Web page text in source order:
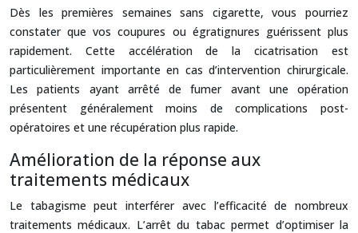
Dès les premières semaines sans cigarette, vous pourriez
constater que vos coupures ou égratignures guérissent plus
rapidement. Cette accélération de la cicatrisation est
particulièrement importante en cas d’intervention chirurgicale.
Les patients ayant arrêté de fumer avant une opération
présentent généralement moins de complications post-
opératoires et une récupération plus rapide.
Amélioration de la réponse aux
traitements médicaux
Le tabagisme peut interférer avec l’efficacité de nombreux
traitements médicaux. L’arrêt du tabac permet d’optimiser la